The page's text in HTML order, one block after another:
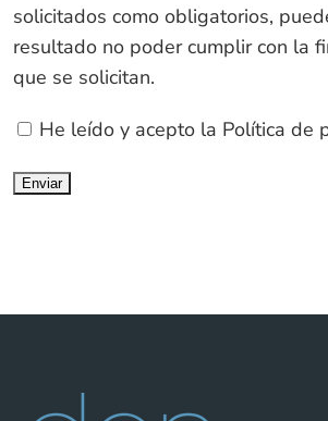
solicitados como obligatorios,
resultado no poder cumplir con la
que se solicitan.
He leído y acepto la Política de